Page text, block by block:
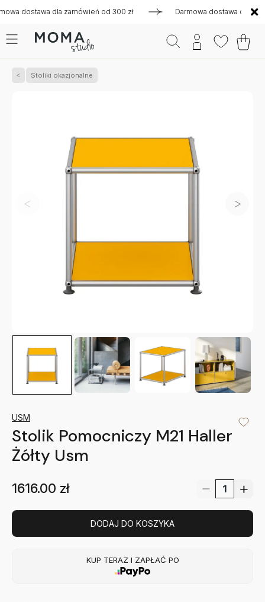
dla zamówień od 300 zł Darmowa dostawa dla
Stoliki okazjonalne
USM
Stolik Pomocniczy M21 Haller
Żółty Usm
1616.00 zł
DODAJ DO KOSZYKA
KUP TERAZ I ZAPŁAĆ PO